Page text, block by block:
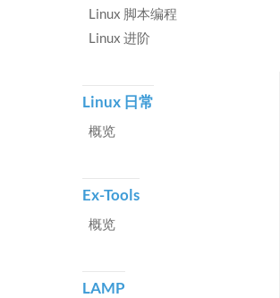
Linux 脚本编程
Linux 进阶
Linux 日常
概览
Ex-Tools
概览
LAMP